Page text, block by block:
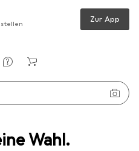
Wahl.
Zur App
Anuba Einbohrbänder EI30